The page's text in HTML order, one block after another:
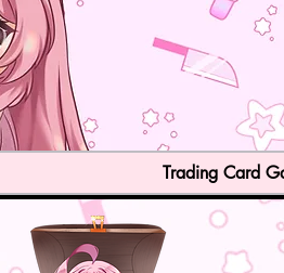
Trading Card